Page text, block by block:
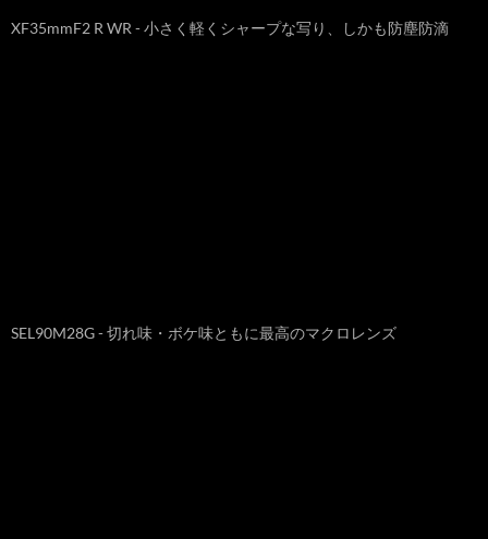
XF35mmF2 R WR - 小さく軽くシャープな写り、しかも防塵防滴
SEL90M28G - 切れ味・ボケ味ともに最高のマクロレンズ